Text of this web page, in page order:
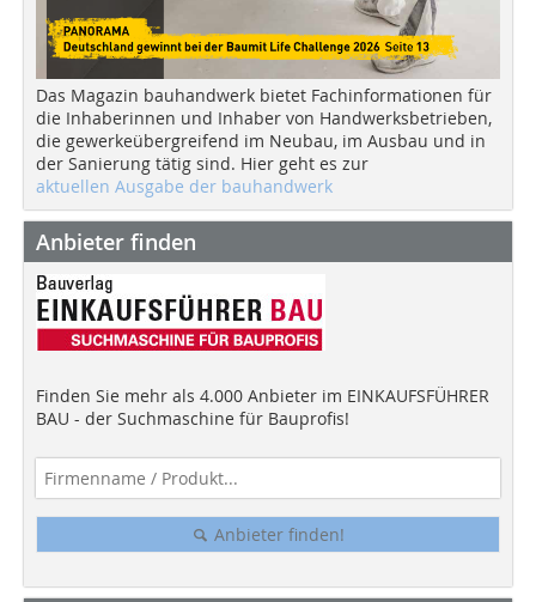
Das Magazin bauhandwerk bietet Fachinformationen für
die Inhaberinnen und Inhaber von Handwerksbetrieben,
die gewerkeübergreifend im Neubau, im Ausbau und in
der Sanierung tätig sind. Hier geht es zur
aktuellen Ausgabe der bauhandwerk
Anbieter finden
Finden Sie mehr als 4.000 Anbieter im EINKAUFSFÜHRER
BAU - der Suchmaschine für Bauprofis!
Anbieter finden!